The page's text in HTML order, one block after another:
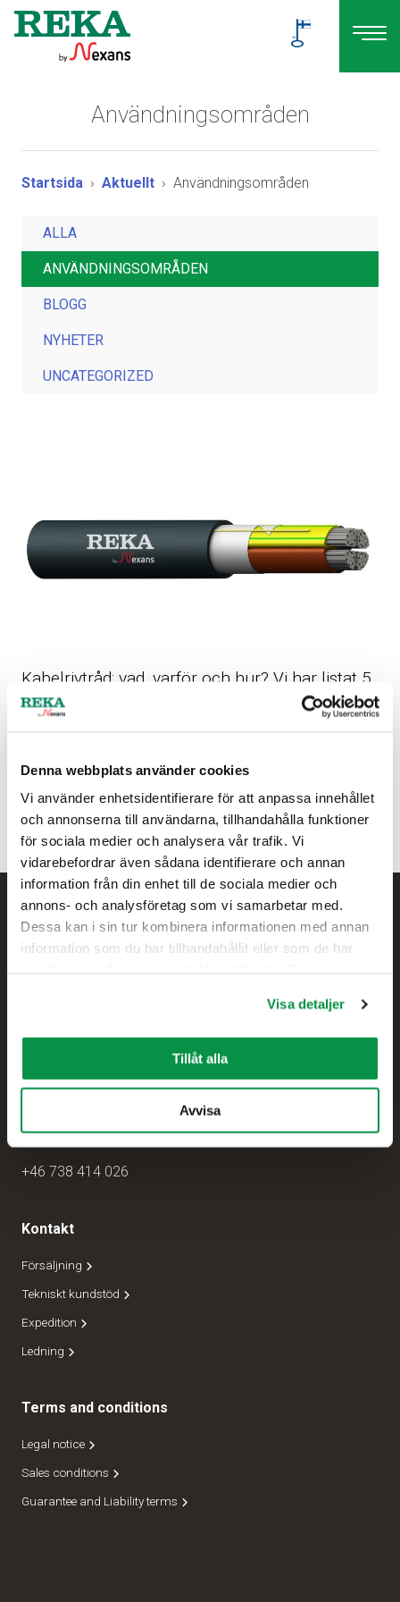
Denna webbplats använder cookies
Vi använder enhetsidentifierare för att anpassa innehållet
och annonserna till användarna, tillhandahålla funktioner
för sociala medier och analysera vår trafik. Vi
vidarebefordrar även sådana identifierare och annan
information från din enhet till de sociala medier och
annons- och analysföretag som vi samarbetar med.
Dessa kan i sin tur kombinera informationen med annan
information som du har tillhandahållit eller som de har
inställningarna från Information om kakor (cookies)-
länken i nedre delen av sidan.
Visa detaljer
Tillåt alla
Avvisa
Användningsområden
Startsida Aktuellt Användningsområden
ALLA
ANVÄNDNINGSOMRÅDEN
BLOGG
NYHETER
UNCATEGORIZED
Kabelrivtråd: vad, varför och hur? Vi har listat 5
fördelar!
Läs mer
Försäljningschef
+46 738 414 026
Kontakt
Försäljning
Tekniskt kundstöd
Expedition
Ledning
Terms and conditions
Legal notice
Sales conditions
Guarantee and Liability terms